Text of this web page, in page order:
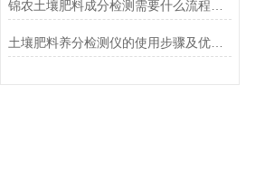
土壤肥料养分检测仪的使用步骤及优缺点讲解